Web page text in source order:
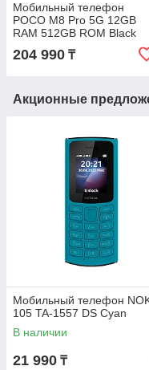
Мобильный телефон
POCO M8 Pro 5G 12GB
RAM 512GB ROM Black
204 990 ₸
Акционные
Мобильный телефон
105 TA-1557 DS Cyan
В наличии
21 990 ₸